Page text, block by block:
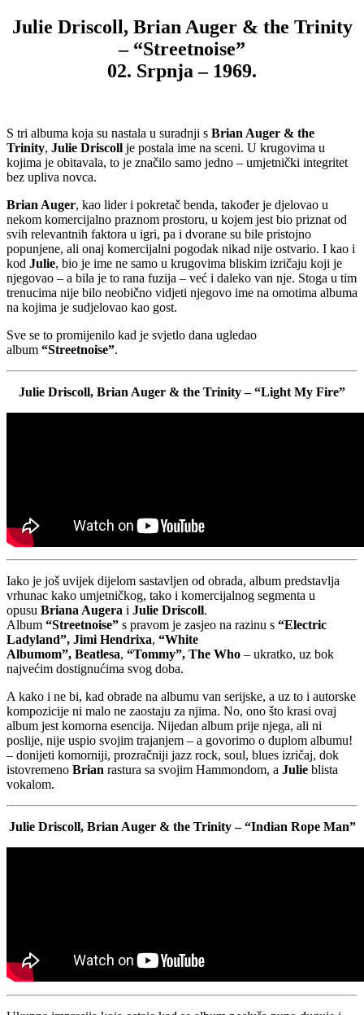
Julie Driscoll, Brian Auger & the Trinity
– “Streetnoise”
02. Srpnja – 1969.
S tri albuma koja su nastala u suradnji s Brian Auger & the
Trinity, Julie Driscoll je postala ime na sceni. U krugovima u
kojima je obitavala, to je značilo samo jedno – umjetnički integritet
bez upliva novca.
Brian Auger, kao lider i pokretač benda, također je djelovao u
nekom komercijalno praznom prostoru, u kojem jest bio priznat od
svih relevantnih faktora u igri, pa i dvorane su bile pristojno
popunjene, ali onaj komercijalni pogodak nikad nije ostvario. I kao i
kod Julie, bio je ime ne samo u krugovima bliskim izričaju koji je
njegovao – a bila je to rana fuzija – već i daleko van nje. Stoga u tim
trenucima nije bilo neobično vidjeti njegovo ime na omotima albuma
na kojima je sudjelovao kao gost.
Sve se to promijenilo kad je svjetlo dana ugledao
album “Streetnoise”.
Julie Driscoll, Brian Auger & the Trinity – “Light My Fire”
Iako je još uvijek dijelom sastavljen od obrada, album predstavlja
vrhunac kako umjetničkog, tako i komercijalnog segmenta u
opusu Briana Augera i Julie Driscoll.
Album “Streetnoise” s pravom je zasjeo na razinu s “Electric
Ladyland”, Jimi Hendrixa, “White
Albumom”, Beatlesa, “Tommy”, The Who – ukratko, uz bok
najvećim dostignućima svog doba.
A kako i ne bi, kad obrade na albumu van serijske, a uz to i autorske
kompozicije ni malo ne zaostaju za njima. No, ono što krasi ovaj
album jest komorna esencija. Nijedan album prije njega, ali ni
poslije, nije uspio svojim trajanjem – a govorimo o duplom albumu!
– donijeti komorniji, prozračniji jazz rock, soul, blues izričaj, dok
istovremeno Brian rastura sa svojim Hammondom, a Julie blista
vokalom.
Julie Driscoll, Brian Auger & the Trinity – “Indian Rope Man”